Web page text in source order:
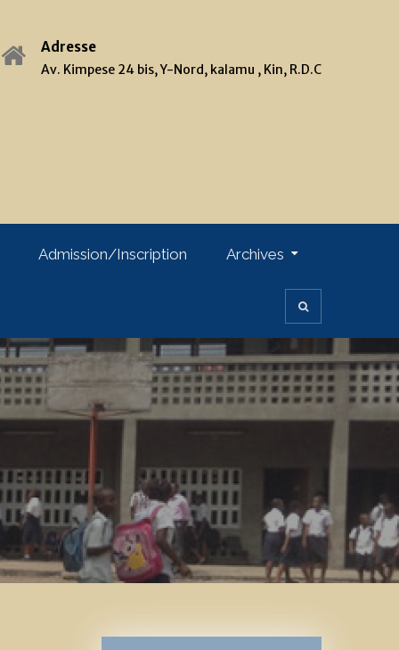
Adresse
Av. Kimpese 24 bis, Y-Nord, kalamu , Kin, R.D.C
Admission/Inscription Archives